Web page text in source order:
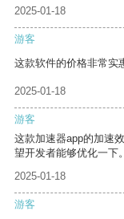
2025-01-18
游客
这款软件的价格非常实
2025-01-18
游客
这款加速器app的加速
望开发者能够优化一下。
2025-01-18
游客